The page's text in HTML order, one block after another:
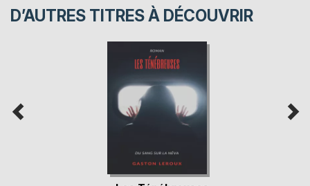
D’AUTRES TITRES À DÉCOUVRIR